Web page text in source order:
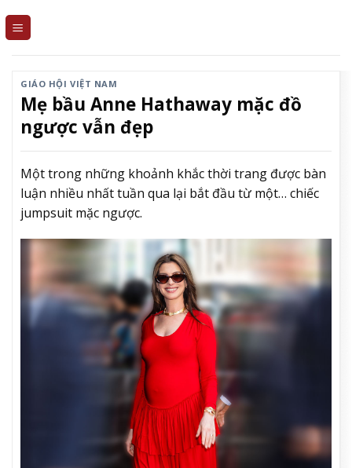
GIÁO HỘI VIỆT NAM
Mẹ bầu Anne Hathaway mặc đồ
ngược vẫn đẹp
Một trong những khoảnh khắc thời trang được bàn
luận nhiều nhất tuần qua lại bắt đầu từ một… chiếc
jumpsuit mặc ngược.